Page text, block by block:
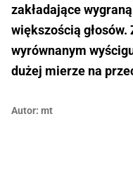
zakładające
większością
wyrównanym
dużej mierze na
Autor: mt